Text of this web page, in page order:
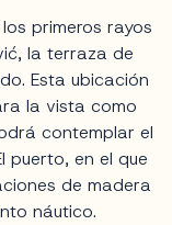
primeros rayos
la terraza de
Esta ubicación
la vista como
contemplar el
puerto, en el que
de madera
náutico.